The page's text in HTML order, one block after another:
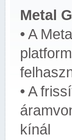
Metal
• A
• A
kínál